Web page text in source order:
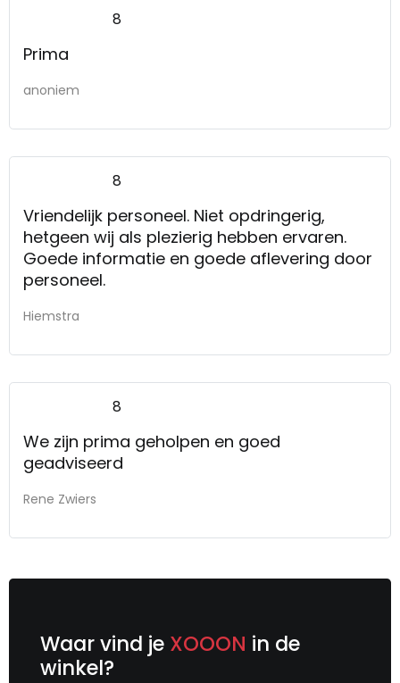
8
Prima
anoniem
8
Vriendelijk personeel. Niet opdringerig,
hetgeen wij als plezierig hebben ervaren.
Goede informatie en goede aflevering door
personeel.
Hiemstra
8
We zijn prima geholpen en goed
geadviseerd
Rene Zwiers
Waar vind je XOOON in de
winkel?